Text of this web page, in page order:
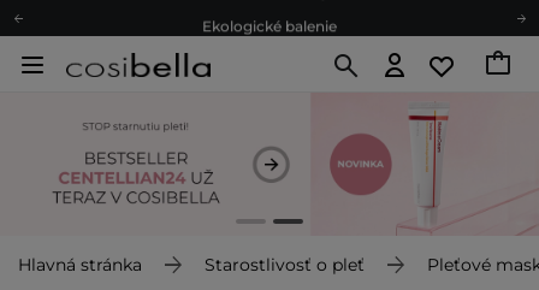
Ekologické balenie
Odmeňovací program
Ekologické balenie
Hlavná stránka Starostlivosť o pleť Pleťové